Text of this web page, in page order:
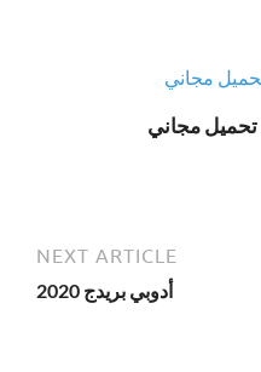
NEXT ARTICLE
أدوبي بريدج 2020